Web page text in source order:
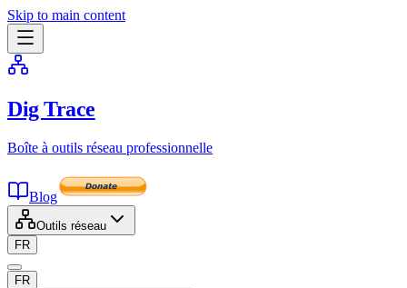
Skip to main content
Dig Trace
Boîte à outils réseau professionnelle
Blog
Outils réseau
FR
FR